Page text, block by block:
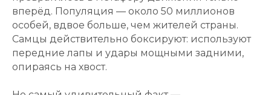
вперёд. Популяция — около 50 миллионов
особей, вдвое больше, чем жителей страны.
Самцы действительно боксируют: используют
передние лапы и удары мощными задними,
опираясь на хвост.